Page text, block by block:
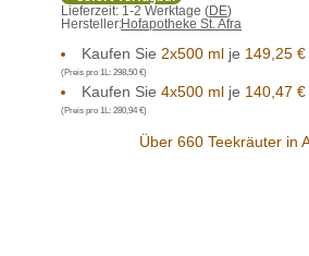
Lieferzeit: 1-2 Werktage (DE)
Hersteller:Hofapotheke St. Afra
Kaufen Sie 2x500 ml je 149,25 €
(Preis pro 1L: 298,50 €)
Kaufen Sie 4x500 ml je 140,47 €
(Preis pro 1L: 280,94 €)
Über 660 Teekräuter in